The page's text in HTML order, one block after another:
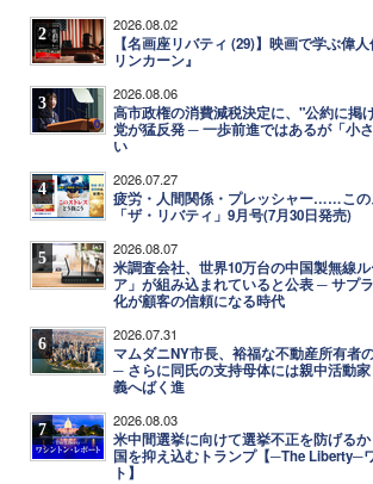
2 2026.08.02
【名画座リバティ (29)】映画で学ぶ偉
リンカーン』
3 2026.08.06
高市政権の消費減税決定に、"公約に掲
党が猛反発 ─ 一歩前進ではあるが「小
い
4 2026.07.27
疲労・人間関係・プレッシャー……この
「ザ・リバティ」9月号(7月30日発売)
5 2026.08.07
米調査会社、世界10万台の中国製無線
ア」が組み込まれていると公表 ─ サプ
化が顧客の信頼になる時代
6 2026.07.31
マムダニNY市長、裕福な不動産所有者
─ さらに同氏の支持母体には親中活動
義へばく進
7 2026.08.03
米中間選挙に向けて選挙不正を防げる
国を抑え込むトランプ【─The Liberty─
ト】